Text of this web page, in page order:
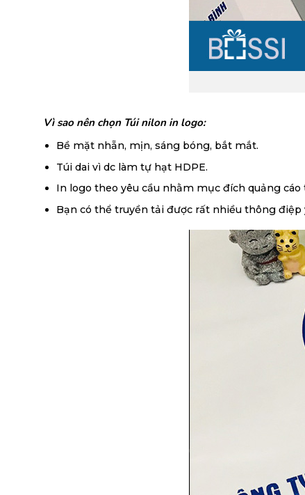
Vì sao nên chọn Túi nilon in logo:
Bề mặt nhẵn, mịn, sáng bóng, bắt mắt.
Túi dai vì dc làm tự hạt HDPE.
In logo theo yêu cầu nhằm mục đích quảng cáo
Bạn có thể truyền tải được rất nhiều thông điệp